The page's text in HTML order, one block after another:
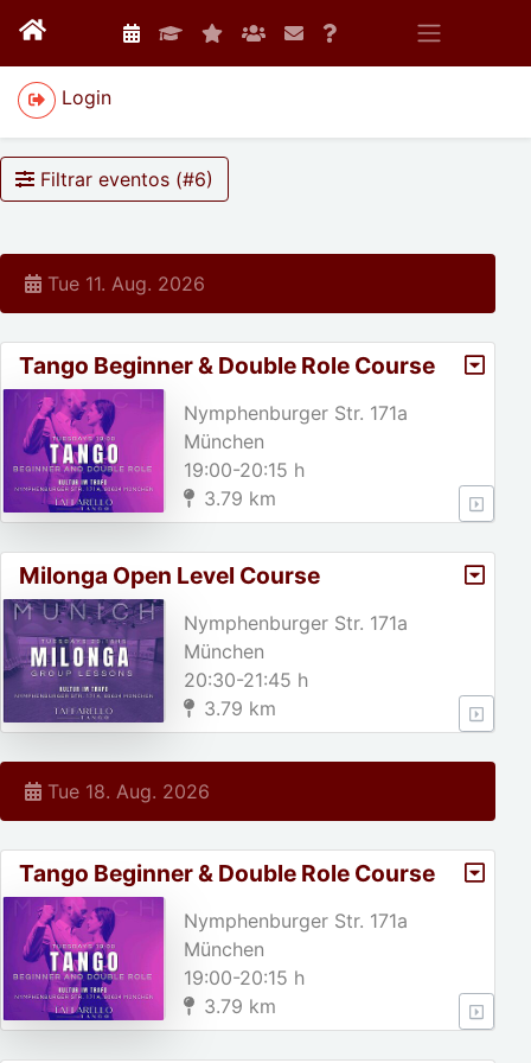
Login
Filtrar eventos (#6)
Tue 11. Aug. 2026
Tango Beginner & Double Role Course
Nymphenburger Str. 171a
München
19:00-20:15 h
3.79 km
Milonga Open Level Course
Nymphenburger Str. 171a
München
20:30-21:45 h
3.79 km
Tue 18. Aug. 2026
Tango Beginner & Double Role Course
Nymphenburger Str. 171a
München
19:00-20:15 h
3.79 km